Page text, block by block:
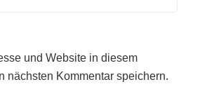
und Website in diesem
nächsten Kommentar speichern.